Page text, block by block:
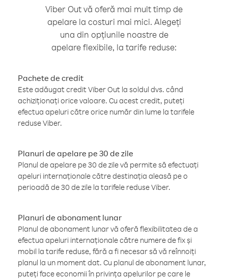
Viber Out vă oferă mai mult timp de
apelare la costuri mai mici. Alegeți
una din opțiunile noastre de
apelare flexibile, la tarife reduse:
Pachete de credit
Este adăugat credit Viber Out la soldul dvs. când
achiziționați orice valoare. Cu acest credit, puteți
efectua apeluri către orice număr din lume la tarifele
reduse Viber.
Planuri de apelare pe 30 de zile
Planul de apelare pe 30 de zile vă permite să efectuați
apeluri internaționale către destinația aleasă pe o
perioadă de 30 de zile la tarifele reduse Viber.
Planuri de abonament lunar
Planul de abonament lunar vă oferă flexibilitatea de a
efectua apeluri internaționale către numere de fix și
mobil la tarife reduse, fără a fi necesar să vă reînnoiți
planul la un moment dat. Cu planul de abonament lunar,
puteți face economii în privința apelurilor pe care le